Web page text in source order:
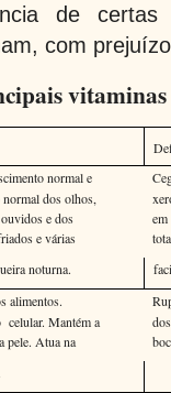
de certas
com
normal e
dos olhos,
e dos
em
e várias
noturna.
alimentos.
celular. Mantém a
pele. Atua na